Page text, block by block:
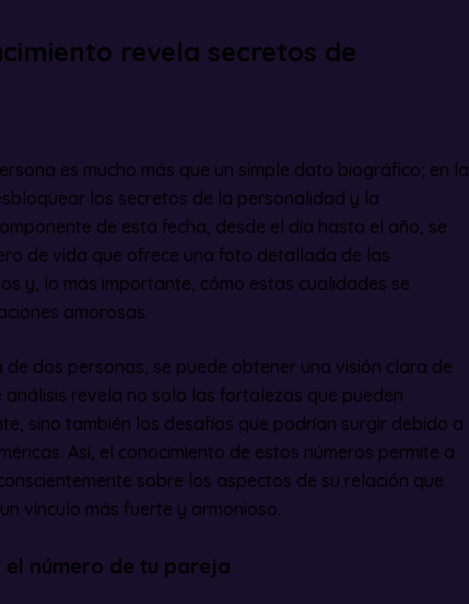
revela secretos de
es mucho más que un simple dato biográfico; en la
los secretos de la personalidad y la
de esta fecha, desde el día hasta el año, se
de vida que ofrece una foto detallada de las
y, lo más importante, cómo estas cualidades se
amorosas.
dos personas, se puede obtener una visión clara de
revela no solo las fortalezas que pueden
sino también los desafíos que podrían surgir debido a
Así, el conocimiento de estos números permite a
sobre los aspectos de su relación que
vínculo más fuerte y armonioso.
número de tu pareja